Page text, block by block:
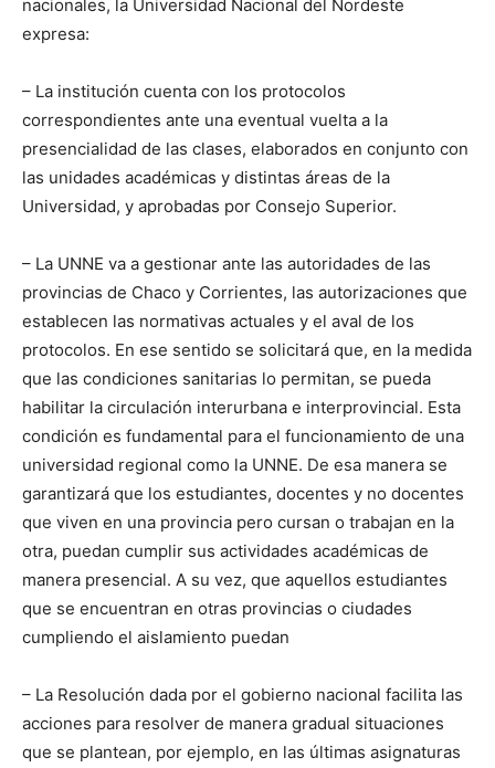
nacionales, la Universidad Nacional del Nordeste
expresa:
– La institución cuenta con los protocolos
correspondientes ante una eventual vuelta a la
presencialidad de las clases, elaborados en conjunto con
las unidades académicas y distintas áreas de la
Universidad, y aprobadas por Consejo Superior.
– La UNNE va a gestionar ante las autoridades de las
provincias de Chaco y Corrientes, las autorizaciones que
establecen las normativas actuales y el aval de los
protocolos. En ese sentido se solicitará que, en la medida
que las condiciones sanitarias lo permitan, se pueda
habilitar la circulación interurbana e interprovincial. Esta
condición es fundamental para el funcionamiento de una
universidad regional como la UNNE. De esa manera se
garantizará que los estudiantes, docentes y no docentes
que viven en una provincia pero cursan o trabajan en la
otra, puedan cumplir sus actividades académicas de
manera presencial. A su vez, que aquellos estudiantes
que se encuentran en otras provincias o ciudades
cumpliendo el aislamiento puedan
– La Resolución dada por el gobierno nacional facilita las
acciones para resolver de manera gradual situaciones
que se plantean, por ejemplo, en las últimas asignaturas